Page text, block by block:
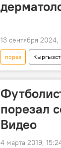
13 сентября 2024,
порез
Радио Sputnik
порезал
Видео
4 марта 2019,